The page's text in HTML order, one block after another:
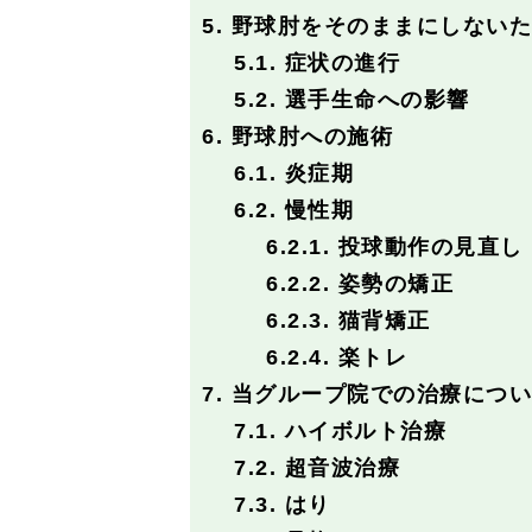
5. 野球肘をそのままにしない
5.1. 症状の進行
5.2. 選手生命への影響
6. 野球肘への施術
6.1. 炎症期
6.2. 慢性期
6.2.1. 投球動作の見直し
6.2.2. 姿勢の矯正
6.2.3. 猫背矯正
6.2.4. 楽トレ
7. 当グループ院での治療につ
7.1. ハイボルト治療
7.2. 超音波治療
7.3. はり